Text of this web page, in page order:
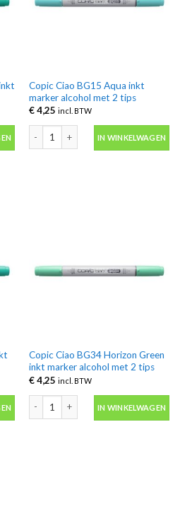
marker alcohol met 2 tips aantal
Copic Ciao BG15 Aqua inkt
marker alcohol met 2 tips
€4,25 incl. BTW
Copic Ciao BG15 Aqua inkt marker
IN WINKELWAGEN
Copic Ciao BG34 Horizon Green
inkt marker alcohol met 2 tips
€4,25 incl. BTW
IN WINKELWAGEN